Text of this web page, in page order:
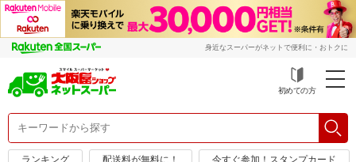
身近なスーパーがネットで便利に・おトクに
初めての方
ランキング 配送料が無料に！
今すぐ参加！スタンプカード